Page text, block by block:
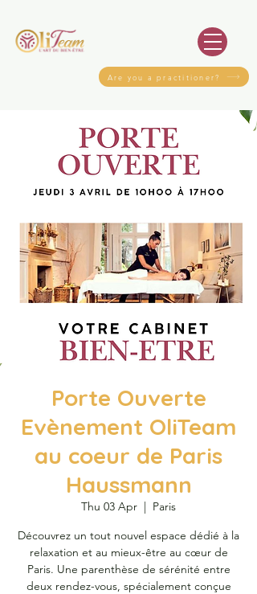
Are you a practitioner?
Porte Ouverte
Evènement OliTeam
au coeur de Paris
Haussmann
Thu 03 Apr
  |
Paris
Découvrez un tout nouvel espace dédié à la
relaxation et au mieux-être au cœur de
Paris. Une parenthèse de sérénité entre
deux rendez-vous, spécialement conçue